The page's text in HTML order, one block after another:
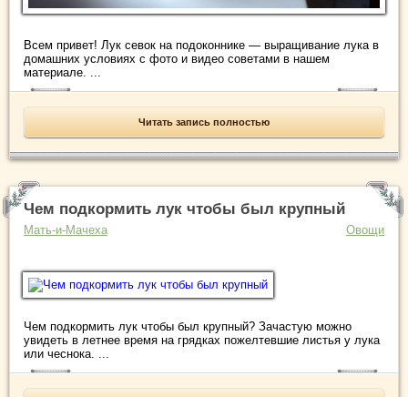
Всем привет! Лук севок на подоконнике — выращивание лука в
домашних условиях с фото и видео советами в нашем
материале. ...
Читать запись полностью
Чем подкормить лук чтобы был крупный
Мать-и-Мачеха Овощи
Чем подкормить лук чтобы был крупный? Зачастую можно
увидеть в летнее время на грядках пожелтевшие листья у лука
или чеснока. ...